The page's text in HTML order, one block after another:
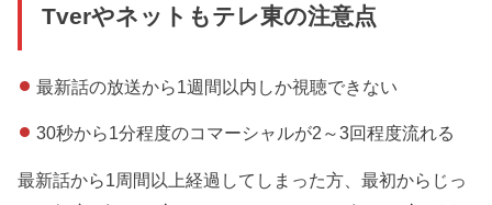
Tverやネットもテレ東の注意点
最新話の放送から1週間以内しか視聴できない
30秒から1分程度のコマーシャルが2～3回程度流れる
最新話から1周間以上経過してしまった方、最初からじっ